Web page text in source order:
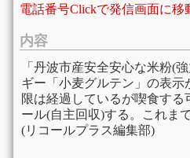
電話番号Clickで発信画面に移
内容
「丹波市産安全安心な米粉(
ギー「小麦グルテン」の表示
限は経過しているが喫食する
ール(自主回収)する。これま
(リコールプラス編集部)